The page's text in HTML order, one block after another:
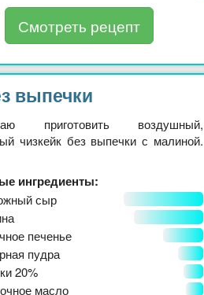
Смотреть рецепт
выпечки
приготовить воздушный,
чизкейк без выпечки с малиной.
ингредиенты:
сыр
печенье
пудра
20%
масло